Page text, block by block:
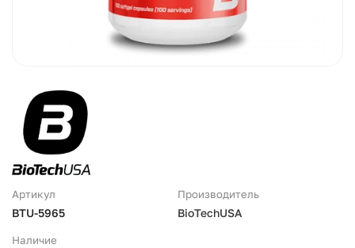
Артикул
BTU-5965
Производитель
BioTechUSA
Наличие